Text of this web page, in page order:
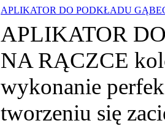
APLIKATOR DO PODKŁADU
APLIKATOR
NA RĄCZCE
wykonanie
tworzeniu się